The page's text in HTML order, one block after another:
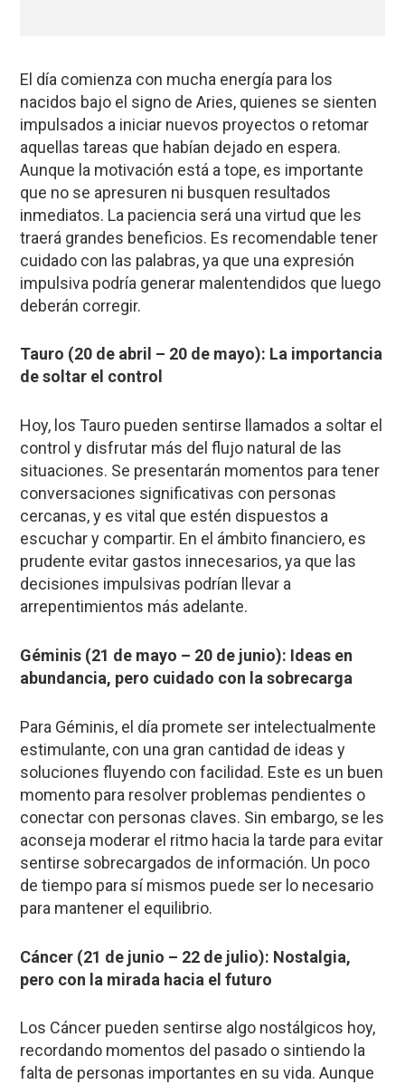
El día comienza con mucha energía para los
nacidos bajo el signo de Aries, quienes se sienten
impulsados a iniciar nuevos proyectos o retomar
aquellas tareas que habían dejado en espera.
Aunque la motivación está a tope, es importante
que no se apresuren ni busquen resultados
inmediatos. La paciencia será una virtud que les
traerá grandes beneficios. Es recomendable tener
cuidado con las palabras, ya que una expresión
impulsiva podría generar malentendidos que luego
deberán corregir.
Tauro (20 de abril – 20 de mayo): La importancia
de soltar el control
Hoy, los Tauro pueden sentirse llamados a soltar el
control y disfrutar más del flujo natural de las
situaciones. Se presentarán momentos para tener
conversaciones significativas con personas
cercanas, y es vital que estén dispuestos a
escuchar y compartir. En el ámbito financiero, es
prudente evitar gastos innecesarios, ya que las
decisiones impulsivas podrían llevar a
arrepentimientos más adelante.
Géminis (21 de mayo – 20 de junio): Ideas en
abundancia, pero cuidado con la sobrecarga
Para Géminis, el día promete ser intelectualmente
estimulante, con una gran cantidad de ideas y
soluciones fluyendo con facilidad. Este es un buen
momento para resolver problemas pendientes o
conectar con personas claves. Sin embargo, se les
aconseja moderar el ritmo hacia la tarde para evitar
sentirse sobrecargados de información. Un poco
de tiempo para sí mismos puede ser lo necesario
para mantener el equilibrio.
Cáncer (21 de junio – 22 de julio): Nostalgia,
pero con la mirada hacia el futuro
Los Cáncer pueden sentirse algo nostálgicos hoy,
recordando momentos del pasado o sintiendo la
falta de personas importantes en su vida. Aunque